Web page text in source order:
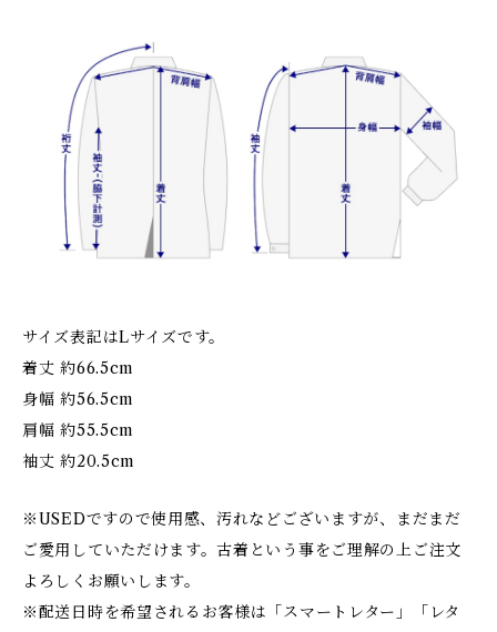
サイズ表記はLサイズです。
着丈 約66.5cm
身幅 約56.5cm
肩幅 約55.5cm
袖丈 約20.5cm
※USEDですので使用感、汚れなどございますが、まだまだ
ご愛用していただけます。古着という事をご理解の上ご注文
よろしくお願いします。
※配送日時を希望されるお客様は「スマートレター」「レタ